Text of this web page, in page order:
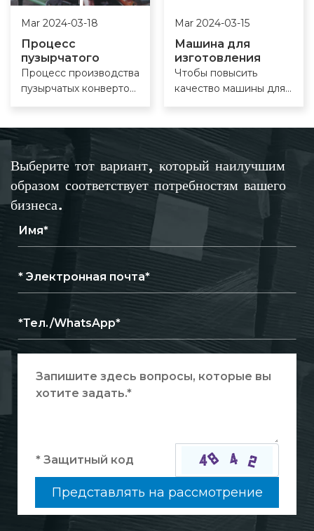
Mar 2024-03-18
Процесс
пузырчатого
мешка
Процесс производства
пузырчатых конвертов
также известной как
пленка на воздушной
подушке.
Mar 2024-03-15
Машина для
изготовления
пакетов из
пузырчатой
Чтобы повысить
качество машины для
в процессе
производства, очень
важно повысить
яркость деталей,
используемых в
Выберите тот вариант, который наилучшим
образом соответствует потребностям вашего
бизнеса.
Представлять на рассмотрение